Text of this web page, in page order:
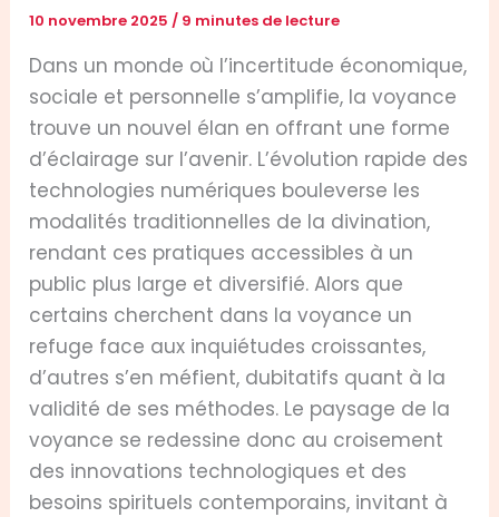
10 novembre 2025/ 9 minutes de lecture
Dans un monde où l’incertitude économique,
sociale et personnelle s’amplifie, la voyance
trouve un nouvel élan en offrant une forme
d’éclairage sur l’avenir. L’évolution rapide des
technologies numériques bouleverse les
modalités traditionnelles de la divination,
rendant ces pratiques accessibles à un
public plus large et diversifié. Alors que
certains cherchent dans la voyance un
refuge face aux inquiétudes croissantes,
d’autres s’en méfient, dubitatifs quant à la
validité de ses méthodes. Le paysage de la
voyance se redessine donc au croisement
des innovations technologiques et des
besoins spirituels contemporains, invitant à